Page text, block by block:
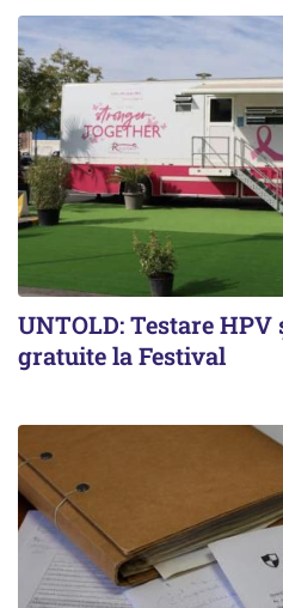
UNTOLD: Testare
gratuite la Festival